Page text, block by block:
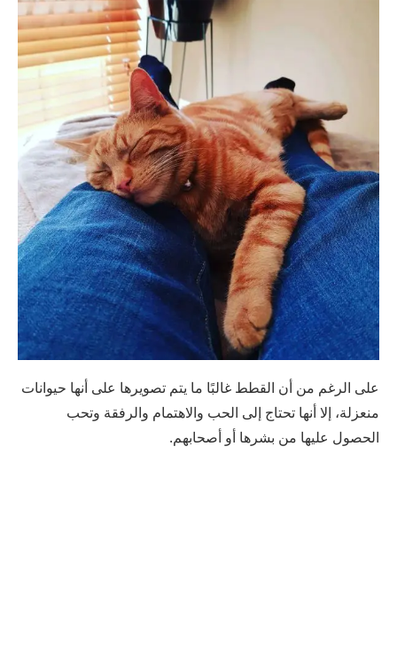
على الرغم من أن القطط غالبًا ما يتم تصويرها على أنها حيوانات
منعزلة، إلا أنها تحتاج إلى الحب والاهتمام والرفقة وتحب
الحصول عليها من بشرها أو أصحابهم.